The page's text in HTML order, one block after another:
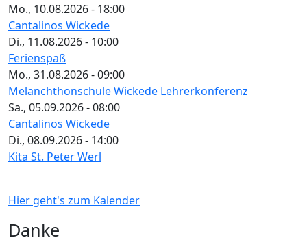
Mo., 10.08.2026 - 18:00
Cantalinos Wickede
Di., 11.08.2026 - 10:00
Ferienspaß
Mo., 31.08.2026 - 09:00
Melanchthonschule Wickede Lehrerkonferenz
Sa., 05.09.2026 - 08:00
Cantalinos Wickede
Di., 08.09.2026 - 14:00
Kita St. Peter Werl
Hier geht's zum Kalender
Danke